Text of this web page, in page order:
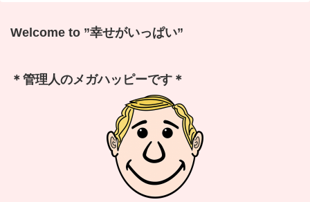
Welcome to ”幸せがいっぱい”
＊管理人のメガハッピーです＊